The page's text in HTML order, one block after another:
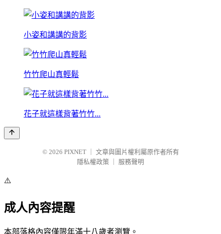
小姿和講講的背影
竹竹爬山真輕鬆
花子就這樣背著竹竹...
© 2026 PIXNET
文章與圖片權利屬原作者所有
隱私權政策
服務聲明
⚠️
成人內容提醒
本部落格內容僅限年滿十八歲者瀏覽。